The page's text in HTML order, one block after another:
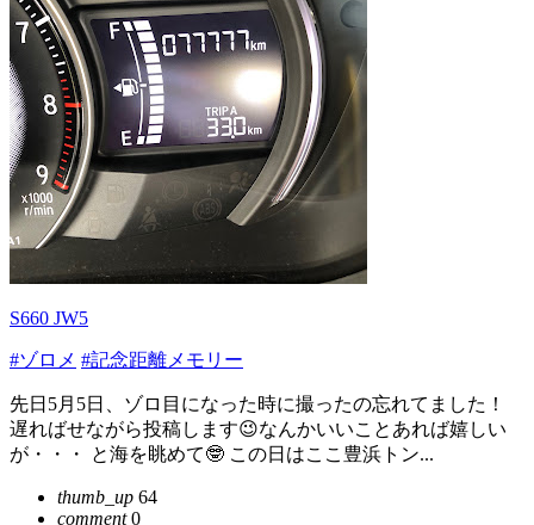
S660 JW5
#ゾロメ #記念距離メモリー
先日5月5日、ゾロ目になった時に撮ったの忘れてました！
遅ればせながら投稿します😉なんかいいことあれば嬉しい
が・・・ と海を眺めて🤓 この日はここ豊浜トン...
thumb_up 64
comment0